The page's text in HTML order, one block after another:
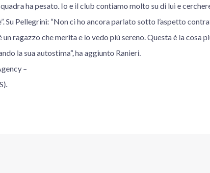
ha pesato. Io e il club contiamo molto su di lui e
Su Pellegrini: “Non ci ho ancora parlato sotto l’aspetto
un ragazzo che merita e lo vedo più sereno. Questa è la cosa
la sua autostima”, ha aggiunto Ranieri.
–